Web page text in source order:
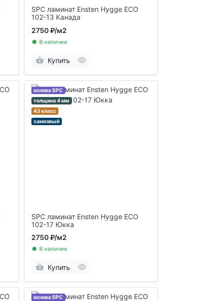
SPC ламинат Ensten Hygge ECO
102-13 Канада
2750 ₽/м2
В наличии
Купить
основа SPC
толщина 4 мм
43 класс
замковый
SPC ламинат Ensten Hygge ECO
102-17 Юкка
2750 ₽/м2
В наличии
Купить
основа SPC